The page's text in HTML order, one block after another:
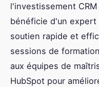
l'investissement
bénéficie d'un expert
soutien rapide et
sessions de
aux équipes de
HubSpot pour